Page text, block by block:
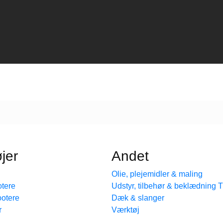
Andet
Olie, plejemidler & maling
Udstyr, tilbehør & beklædning
Dæk & slanger
Værktøj